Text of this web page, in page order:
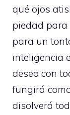
qué ojos
piedad para
para un
inteligencia
deseo con
fungirá
disolverá